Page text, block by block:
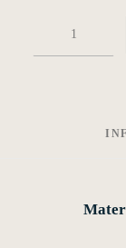
quantità